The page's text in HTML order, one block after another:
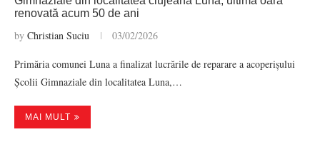
renovată acum 50 de ani
by Christian Suciu 03/02/2026
Primăria comunei Luna a finalizat lucrările de reparare a acoperișului
Școlii Gimnaziale din localitatea Luna,…
MAI MULT